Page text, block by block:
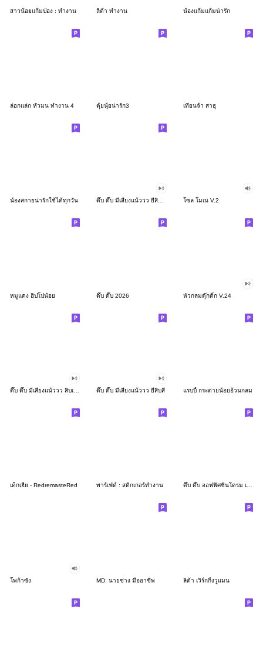
สาวน้อยแก้มป่อง : ทำงาน ลิต้า ทำงาน น้องแก้มแก้มน่ารัก
ล่อกแล่ก หัวมน ทำงาน 4 ตุ้ยนุ้ยน่ารัก3 เทียนจ้า สาธุ
น้องสกายน่ารักใช้ได้ทุกวัน ดึ๊บ ดึ๊บ มีเสียงแน้ววว ยี่สิบสอง โซล โมเน่ V.2
หมูแดง ฮิปโปน้อย ดึ๊บ ดึ๊บ 2026 หัวกลมดุ๊กดิ๊ก V.24
ดึ๊บ ดึ๊บ มีเสียงแน้ววว ยี่สิบสี่ แรบบี้ กระต่ายน้อยอ้วนกลม
เด็กเฮีย - RedremasteRed พาร์เฟ่ต์ : สติกเกอร์ทำงาน ดึ๊บ ดึ๊บ ออฟฟิศซินโดรม เจ็ด
โพก้าซัง MD: นายช่าง มืออาชีพ ลิต้า เวิร์กกิ้งวูแมน